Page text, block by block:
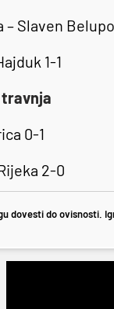
– Slaven
1-1
travnja
0-1
2-0
dovesti do ovisnosti.